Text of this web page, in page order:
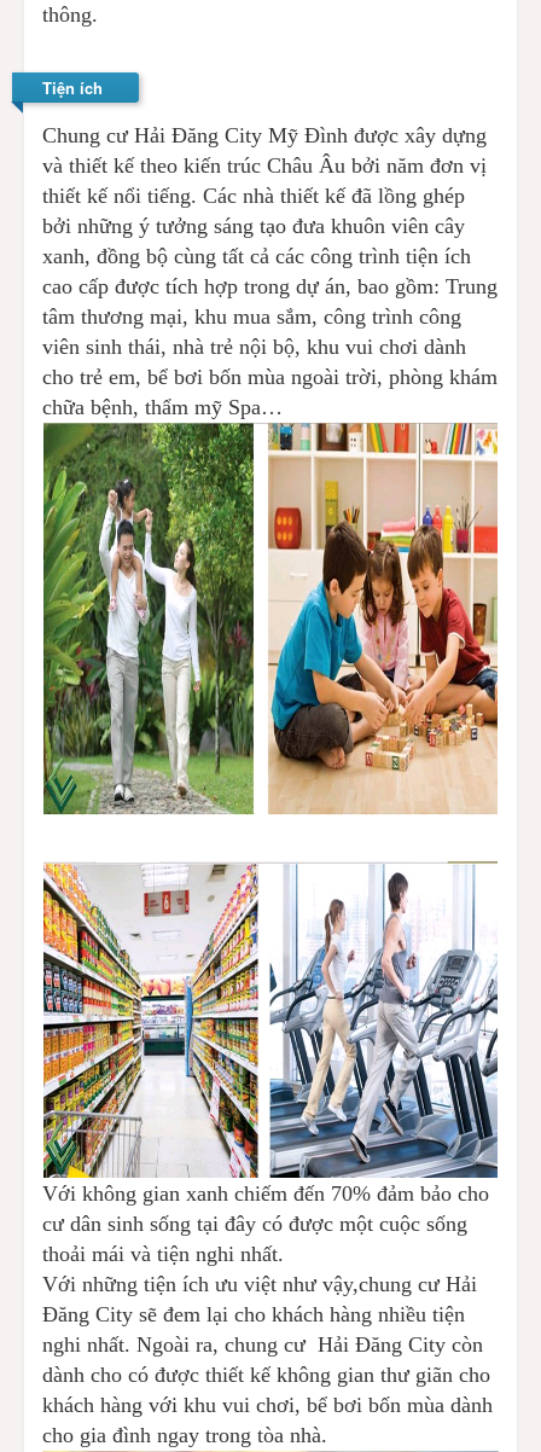
thông.
Tiện ích
Chung cư Hải Đăng City Mỹ Đình được xây dựng
và thiết kế theo kiến trúc Châu Âu bởi năm đơn vị
thiết kế nổi tiếng. Các nhà thiết kế đã lồng ghép
bởi những ý tưởng sáng tạo đưa khuôn viên cây
xanh, đồng bộ cùng tất cả các công trình tiện ích
cao cấp được tích hợp trong dự án, bao gồm: Trung
tâm thương mại, khu mua sắm, công trình công
viên sinh thái, nhà trẻ nội bộ, khu vui chơi dành
cho trẻ em, bể bơi bốn mùa ngoài trời, phòng khám
chữa bệnh, thẩm mỹ Spa…
Với không gian xanh chiếm đến 70% đảm bảo cho
cư dân sinh sống tại đây có được một cuộc sống
thoải mái và tiện nghi nhất.
Với những tiện ích ưu việt như vậy,chung cư Hải
Đăng City sẽ đem lại cho khách hàng nhiều tiện
nghi nhất. Ngoài ra, chung cư Hải Đăng City còn
dành cho có được thiết kế không gian thư giãn cho
khách hàng với khu vui chơi, bể bơi bốn mùa dành
cho gia đình ngay trong tòa nhà.